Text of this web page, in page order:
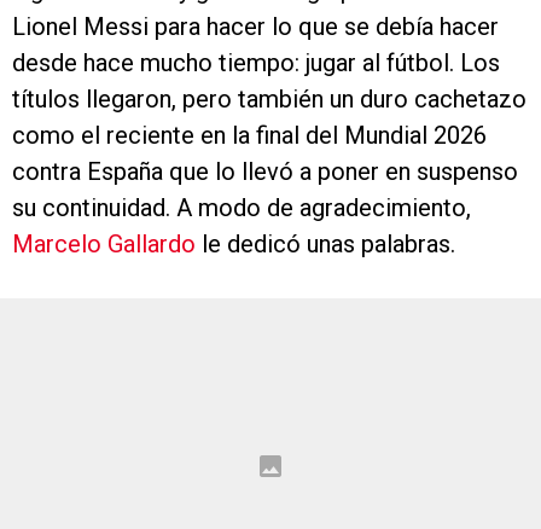
Lionel Messi para hacer lo que se debía hacer
desde hace mucho tiempo: jugar al fútbol. Los
títulos llegaron, pero también un duro cachetazo
como el reciente en la final del Mundial 2026
contra España que lo llevó a poner en suspenso
su continuidad. A modo de agradecimiento,
Marcelo Gallardo le dedicó unas palabras.